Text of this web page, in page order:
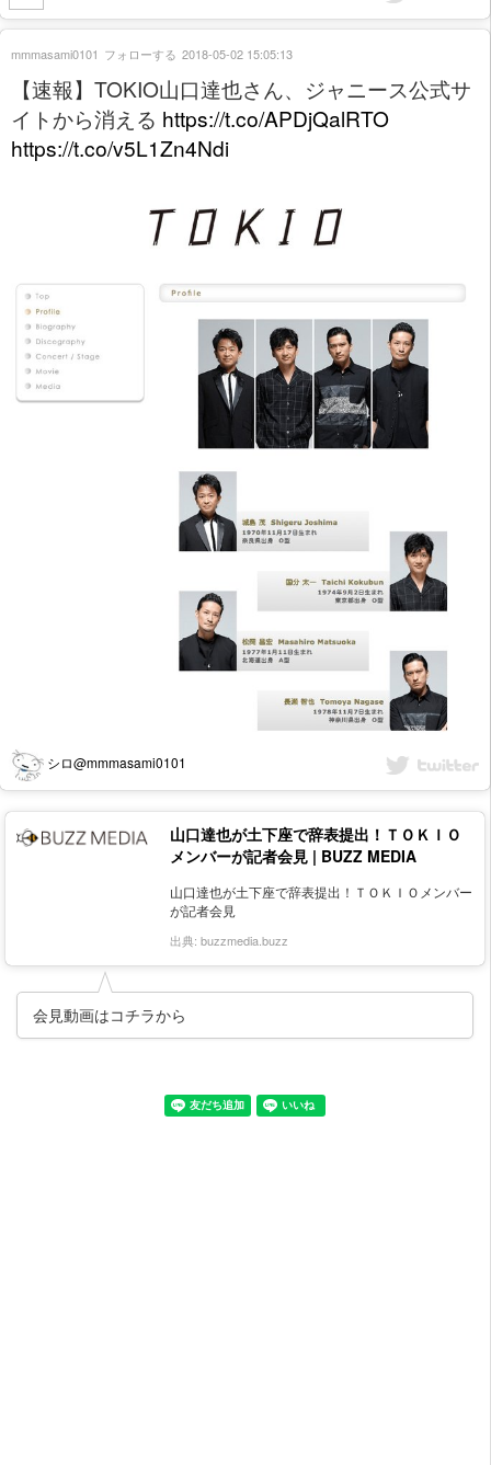
【速報】TOKIO山口達也さん、ジャニース公式サ
イトから消える https://t.co/APDjQalRTO
https://t.co/v5L1Zn4Ndi
シロ@mmmasami0101
mmmasami0101 フォローする 2018-05-02 15:05:13
山口達也が土下座で辞表提出！ＴＯＫＩＯ
メンバーが記者会見 | BUZZ MEDIA
山口達也が土下座で辞表提出！ＴＯＫＩＯメンバー
が記者会見
出典: buzzmedia.buzz
会見動画はコチラから